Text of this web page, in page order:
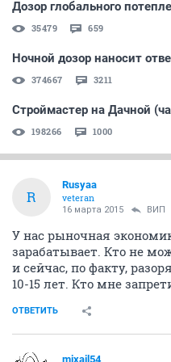
Дозор глобального
35479 659
Ночной дозор наносит
374667 3211
Строймастер на Дачной
198266 1000
R
Rusyaa
veteran
16 марта 2015 ВИП
У нас рыночная
зарабатывает. Кто не
и сейчас, по факту,
10-15 лет. Кто мне
ОТВЕТИТЬ
mixail54